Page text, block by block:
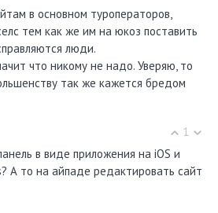
в основном туроператоров,
тем как же им на юкоз поставить
люди.
что никому не надо. Уверяю, то
так же кажется бредом
1
в виде приложения на iOS и
А то на айпаде редактировать сайт